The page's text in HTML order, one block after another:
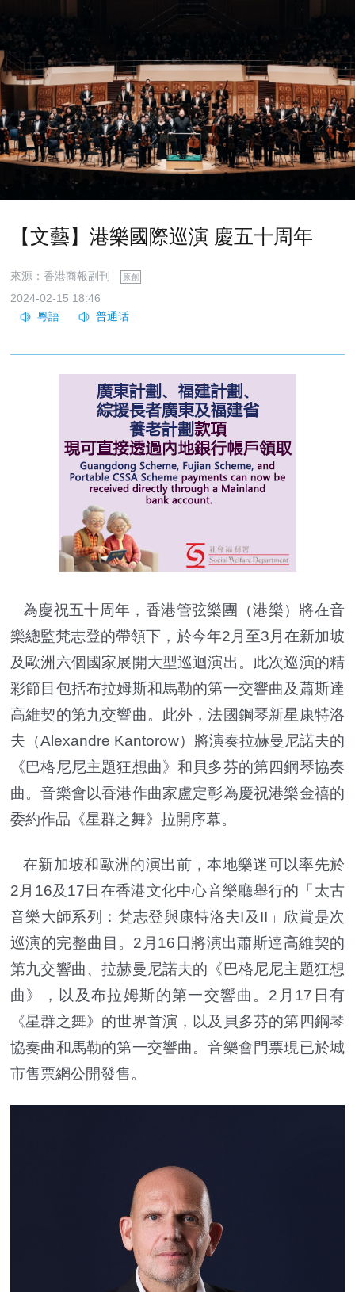
【文藝】港樂國際巡演 慶五十周年
來源：香港商報副刊 原創
2024-02-15 18:46
為慶祝五十周年，香港管弦樂團（港樂）將在音
樂總監梵志登的帶領下，於今年2月至3月在新加坡
及歐洲六個國家展開大型巡迴演出。此次巡演的精
彩節目包括布拉姆斯和馬勒的第一交響曲及蕭斯達
高維契的第九交響曲。此外，法國鋼琴新星康特洛
夫（Alexandre Kantorow）將演奏拉赫曼尼諾夫的
《巴格尼尼主題狂想曲》和貝多芬的第四鋼琴協奏
曲。音樂會以香港作曲家盧定彰為慶祝港樂金禧的
委約作品《星群之舞》拉開序幕。
在新加坡和歐洲的演出前，本地樂迷可以率先於
2月16及17日在香港文化中心音樂廳舉行的「太古
音樂大師系列：梵志登與康特洛夫I及II」欣賞是次
巡演的完整曲目。2月16日將演出蕭斯達高維契的
第九交響曲、拉赫曼尼諾夫的《巴格尼尼主題狂想
曲》，以及布拉姆斯的第一交響曲。2月17日有
《星群之舞》的世界首演，以及貝多芬的第四鋼琴
協奏曲和馬勒的第一交響曲。音樂會門票現已於城
市售票網公開發售。